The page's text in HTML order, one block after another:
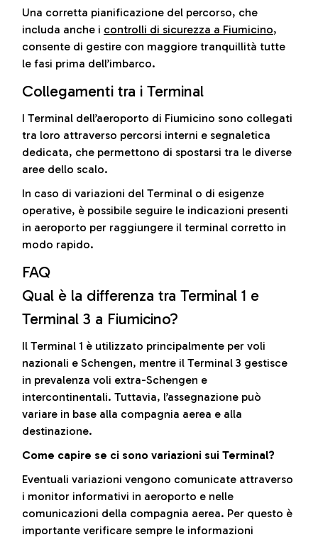
Una corretta pianificazione del percorso, che
includa anche i controlli di sicurezza a Fiumicino,
consente di gestire con maggiore tranquillità tutte
le fasi prima dell’imbarco.
Collegamenti tra i Terminal
I Terminal dell’aeroporto di Fiumicino sono collegati
tra loro attraverso percorsi interni e segnaletica
dedicata, che permettono di spostarsi tra le diverse
aree dello scalo.
In caso di variazioni del Terminal o di esigenze
operative, è possibile seguire le indicazioni presenti
in aeroporto per raggiungere il terminal corretto in
modo rapido.
FAQ
Qual è la differenza tra Terminal 1 e
Terminal 3 a Fiumicino?
Il Terminal 1 è utilizzato principalmente per voli
nazionali e Schengen, mentre il Terminal 3 gestisce
in prevalenza voli extra-Schengen e
intercontinentali. Tuttavia, l’assegnazione può
variare in base alla compagnia aerea e alla
destinazione.
Come capire se ci sono variazioni sui Terminal?
Eventuali variazioni vengono comunicate attraverso
i monitor informativi in aeroporto e nelle
comunicazioni della compagnia aerea. Per questo è
importante verificare sempre le informazioni